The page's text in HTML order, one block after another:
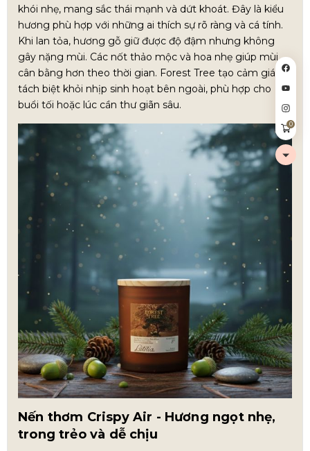
khói nhẹ, mang sắc thái mạnh và dứt khoát. Đây là kiểu
hương phù hợp với những ai thích sự rõ ràng và cá tính.
Khi lan tỏa, hương gỗ giữ được độ đậm nhưng không
gây nặng mùi. Các nốt thảo mộc và hoa nhẹ giúp mùi
cân bằng hơn theo thời gian. Forest Tree tạo cảm giác
tách biệt khỏi nhịp sinh hoạt bên ngoài, phù hợp cho
buổi tối hoặc lúc cần thư giãn sâu.
Nến thơm Crispy Air - Hương ngọt nhẹ,
trong trẻo và dễ chịu
0